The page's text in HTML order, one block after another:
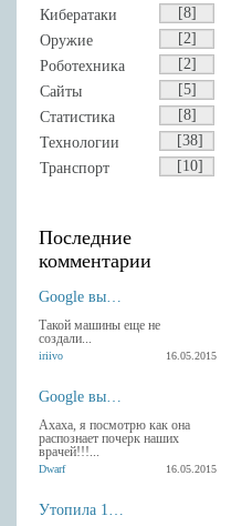
Кибератаки
[8]
Оружие
[2]
Роботехника
[2]
Сайты
[5]
Статистика
[8]
Технологии
[38]
Транспорт
[10]
Последние
комментарии
Google выпустила Android-клавиатуру с рукописным вводом.
Такой машины еще не
создали...
iriivo 16.05.2015
Google выпустила Android-клавиатуру с рукописным вводом.
Ахаха, я посмотрю как она
распознает почерк наших
врачей!!!...
Dwarf 16.05.2015
Утопила 13 гаджетов Apple